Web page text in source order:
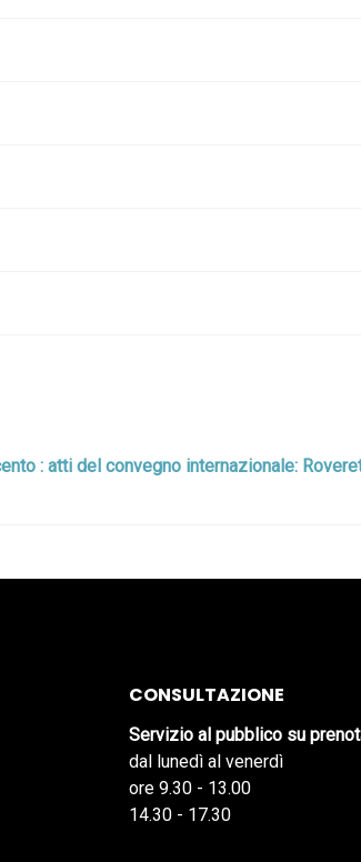
: atti del convegno internazionale:
CONSULTAZIONE
Servizio al pubblico su
dal lunedì al venerdì
ore 9.30 - 13.00
14.30 - 17.30